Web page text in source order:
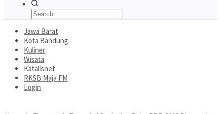
Jawa Barat
Kota Bandung
Kuliner
Wisata
Katalisnet
RKSB Maja FM
Login